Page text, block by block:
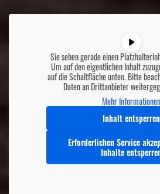
Sie sehen gerade einen
Um auf den eigentlichen Inhalt
auf die Schaltfläche unten. Bitte
Daten an Drittanbieter
Mehr Informationen
Inhalt entsperren
Erforderlichen Service
Inhalte